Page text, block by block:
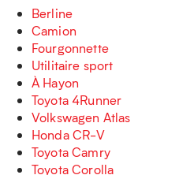
Berline
Camion
Fourgonnette
Utilitaire sport
À Hayon
Toyota 4Runner
Volkswagen Atlas
Honda CR-V
Toyota Camry
Toyota Corolla